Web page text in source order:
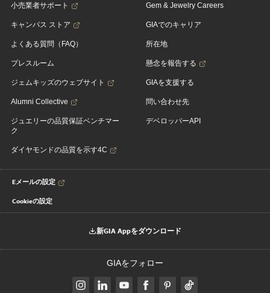
小売業者サポート
キャンパス ストア
よくある質問（FAQ）
プレスルーム
ジェムキッズのウェブサイト
Alumni Collective
ジュエリーの品質保証ベンチマー
ク
ダイヤモンドの品質を示す4C
Gem & Jewelry Careers
GIAでのキャリア
所在地
懸念を報告する
GIAを支援する
問い合わせ先
デベロッパーAPI
Eメールの設定
Cookieの設定
新GIA Appをダウンロード
GIAをフォロー